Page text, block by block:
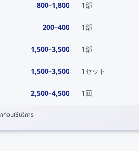
800–1,800 1部
200–400 1部
1,500–3,500 1部
1,500–3,500 1セット
2,500–4,500 1回
ก่อนใช้บริการ